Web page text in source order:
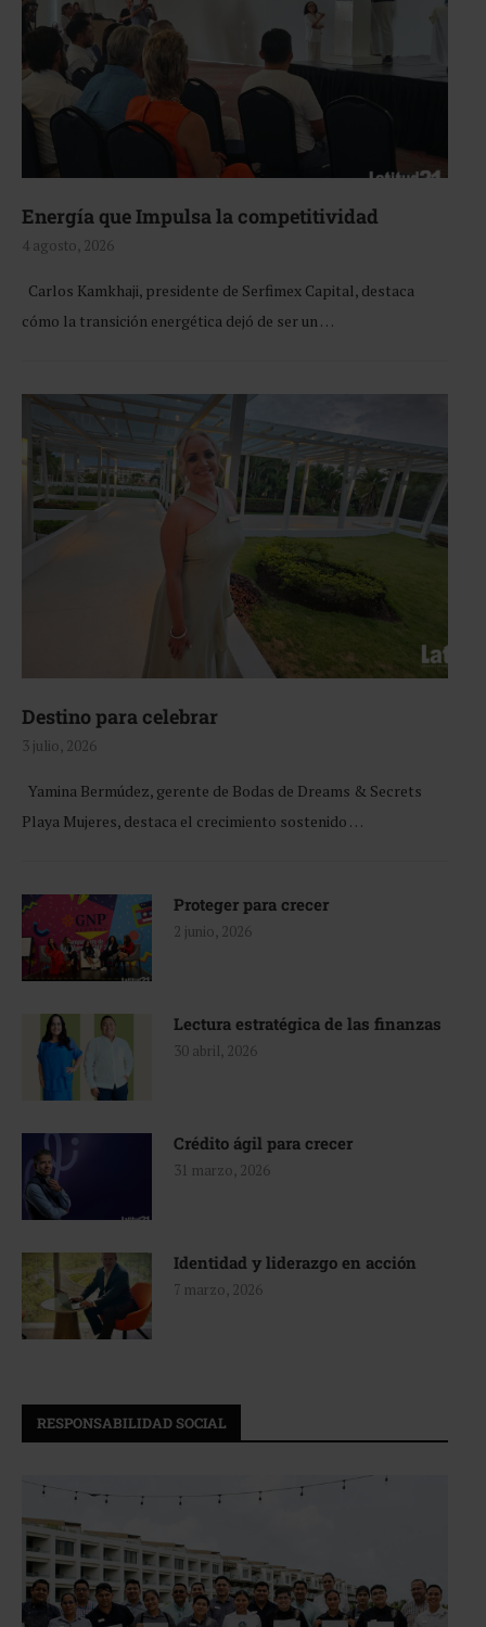
Energía que Impulsa la competitividad
4 agosto, 2026
Carlos Kamkhaji, presidente de Serfimex Capital, destaca
cómo la transición energética dejó de ser un …
Destino para celebrar
3 julio, 2026
Yamina Bermúdez, gerente de Bodas de Dreams & Secrets
Playa Mujeres, destaca el crecimiento sostenido …
Proteger para crecer
2 junio, 2026
Lectura estratégica de las finanzas
30 abril, 2026
Crédito ágil para crecer
31 marzo, 2026
Identidad y liderazgo en acción
7 marzo, 2026
RESPONSABILIDAD SOCIAL